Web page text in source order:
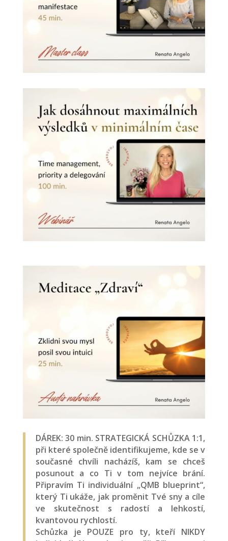
DÁREK: 30 min. STRATEGICKÁ SCHŮZKA 1:1,
při které společně identifikujeme, kde se v
současné chvíli nacházíš, kam se chceš
posunout a co Ti v tom nejvíce brání.
Připravím Ti individuální „QMB blueprint“,
který Ti ukáže, jak proměnit Tvé sny a cíle
ve skutečnost s radostí a lehkostí,
kvantovou rychlostí.
Schůzka je POUZE pro ty, kteří NIKDY